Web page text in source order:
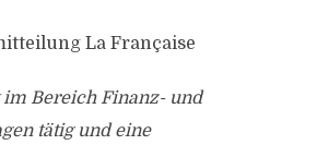
La Française
Bereich Finanz- und
tätig und eine